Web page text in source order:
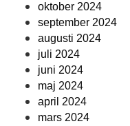
oktober 2024
september 2024
augusti 2024
juli 2024
juni 2024
maj 2024
april 2024
mars 2024